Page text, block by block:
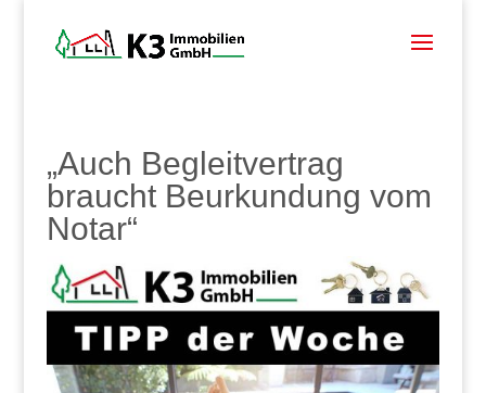
„Auch Begleitvertrag
braucht Beurkundung vom
Notar“